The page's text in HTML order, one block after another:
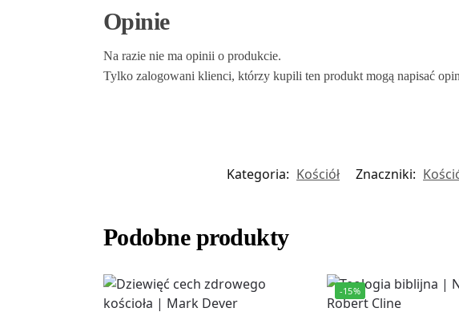
Opinie
Na razie nie ma opinii o produkcie.
Tylko zalogowani klienci, którzy kupili ten produkt mogą napisać
Kategoria: Kościół Znaczniki:
Podobne produkty
-15%